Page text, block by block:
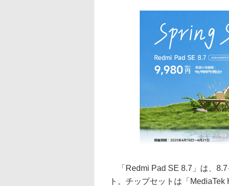
「Redmi Pad SE 8.7」は、8.7
ト。チップセットは「